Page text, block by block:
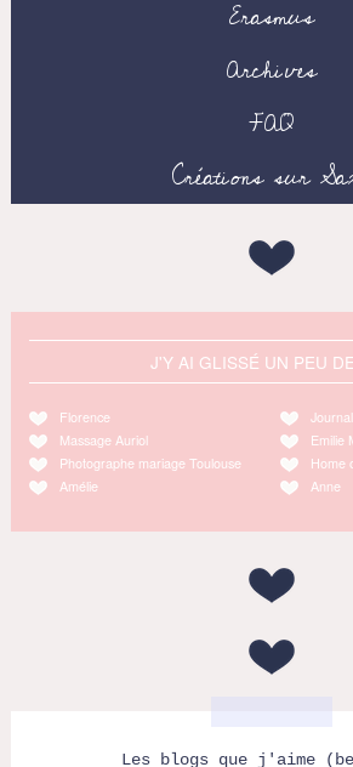
Erasmus
Archives
FAQ
Créations sur
J'Y AI GLISSÉ UN PEU
Florence
Massage Auriol
Photographe mariage Toulouse
Amélie
Emilie
Home
Anne
Les blogs que j'aime